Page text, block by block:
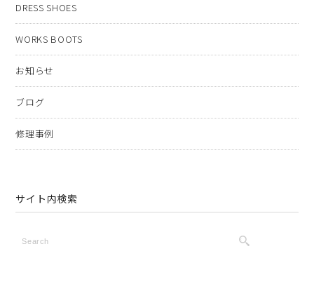
DRESS SHOES
WORKS BOOTS
お知らせ
ブログ
修理事例
サイト内検索